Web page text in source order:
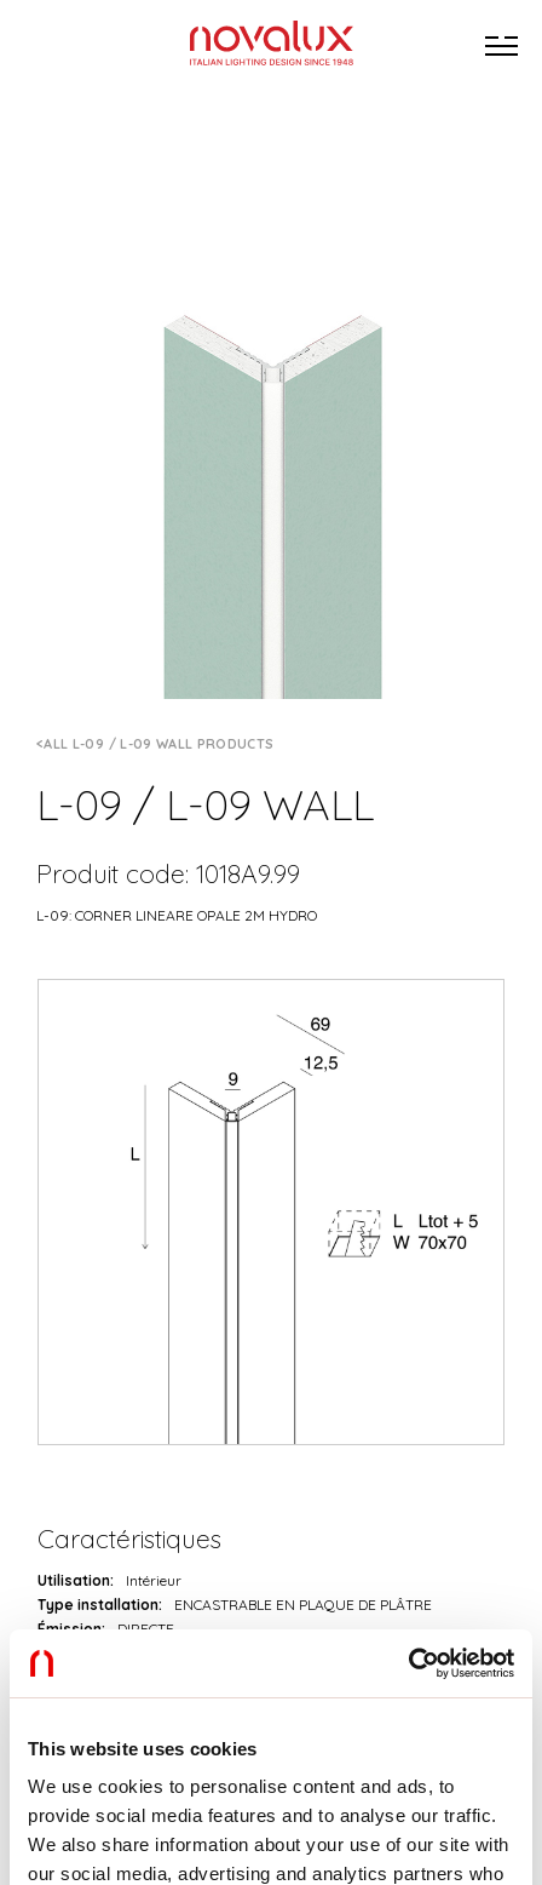
This website uses cookies
We use cookies to personalise content and ads, to
provide social media features and to analyse our traffic.
We also share information about your use of our site with
our social media, advertising and analytics partners who
ALL L-09 / L-09 WALL PRODUCTS
L-09 / L-09 WALL
Produit code: 1018A9.99
L-09: CORNER LINEARE OPALE 2M HYDRO
Caractéristiques
Utilisation:
Intérieur
Type installation:
ENCASTRABLE EN PLAQUE DE PLÂTRE
Émission:
DIRECTE
L:
A:
H:
69mm
Garantie:
5 ans
Données techniques